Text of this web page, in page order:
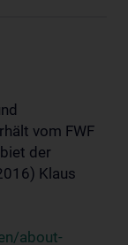
vom FWF
der
Klaus
about-